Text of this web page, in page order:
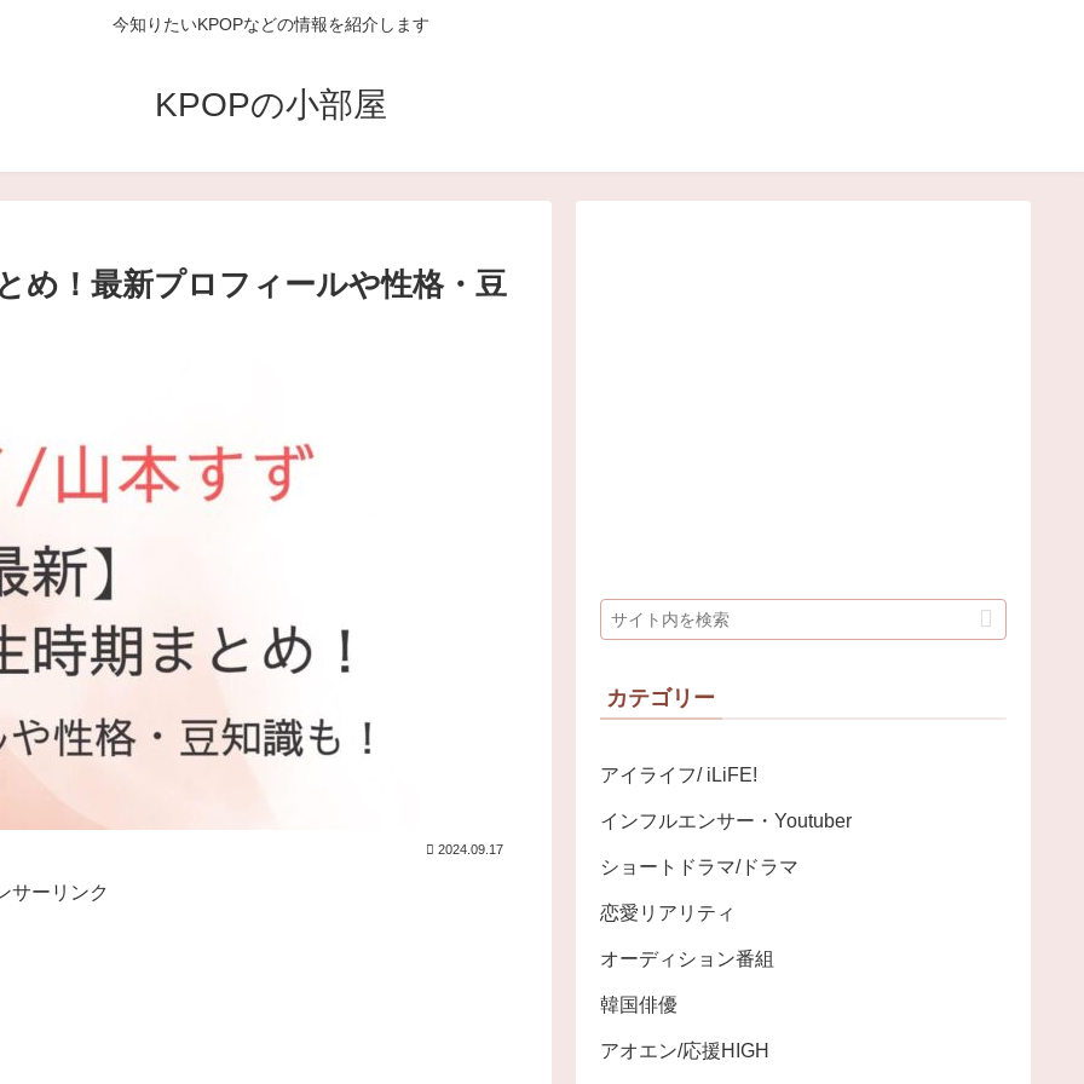
今知りたいKPOPなどの情報を紹介します
KPOPの小部屋
め！最新プロフィールや性格・豆
2024.09.17
サーリンク
カテゴリー
アイライフ/ iLiFE!
インフルエンサー・Youtuber
ショートドラマ/ドラマ
恋愛リアリティ
オーディション番組
韓国俳優
アオエン/応援HIGH